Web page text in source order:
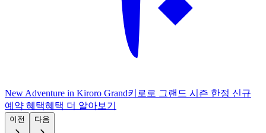
New Adventure in Kiroro Grand키로로 그랜드 시즌 한정 신규
예약 혜택혜 택 더 알아보기
이전 다음